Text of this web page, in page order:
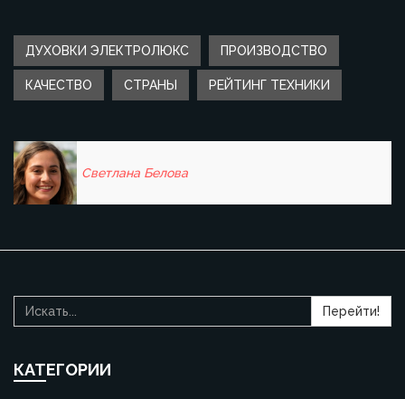
ДУХОВКИ ЭЛЕКТРОЛЮКС ПРОИЗВОДСТВО
КАЧЕСТВО СТРАНЫ РЕЙТИНГ ТЕХНИКИ
Светлана Белова
Перейти!
КАТЕГОРИИ